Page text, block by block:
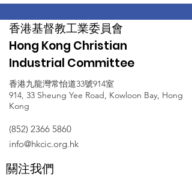
香港基督教工業委員會
Hong Kong Christian
Industrial Committee
香港九龍灣常怡道33號914室
914, 33 Sheung Yee Road, Kowloon Bay, Hong
Kong
(852) 2366 5860
info@hkcic.org.hk
關注我們